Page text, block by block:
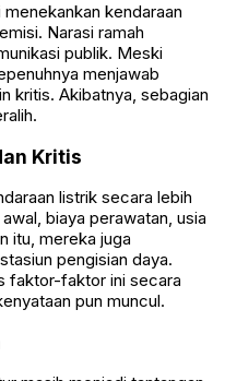
kendaraan
Narasi ramah
publik. Meski
menjawab
kritis. Akibatnya, sebagian
Kritis
listrik secara lebih
biaya perawatan, usia
itu, mereka juga
pengisian daya.
faktor-faktor ini secara
pun muncul.